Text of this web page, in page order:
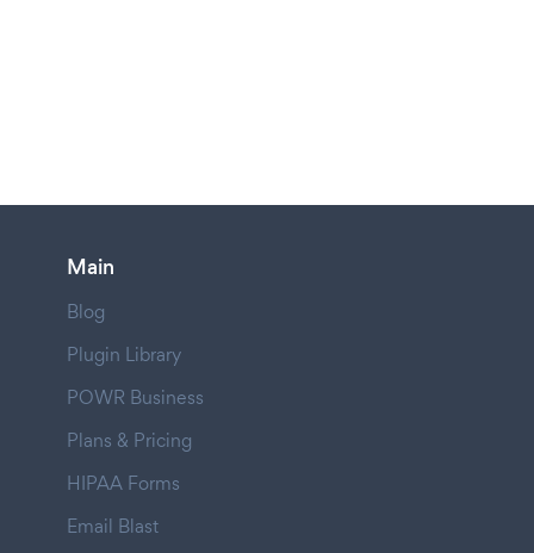
Main
Blog
Plugin Library
POWR Business
Plans & Pricing
HIPAA Forms
Email Blast